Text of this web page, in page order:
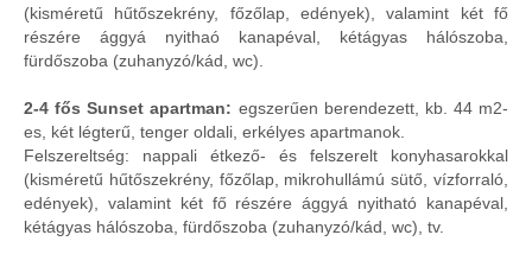
(kisméretű hűtőszekrény, főzőlap, edények), valamint két fő
részére ággyá nyithaó kanapéval, kétágyas hálószoba,
fürdőszoba (zuhanyzó/kád, wc).
2-4 fős Sunset apartman: egszerűen berendezett, kb. 44 m2-
es, két légterű, tenger oldali, erkélyes apartmanok.
Felszereltség: nappali étkező- és felszerelt konyhasarokkal
(kisméretű hűtőszekrény, főzőlap, mikrohullámú sütő, vízforraló,
edények), valamint két fő részére ággyá nyitható kanapéval,
kétágyas hálószoba, fürdőszoba (zuhanyzó/kád, wc), tv.